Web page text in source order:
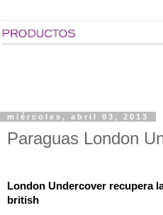
miércoles, abril 03, 2013
Paraguas London
London Undercover recupera
british